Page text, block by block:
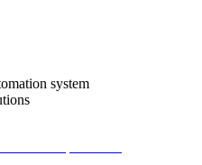
system